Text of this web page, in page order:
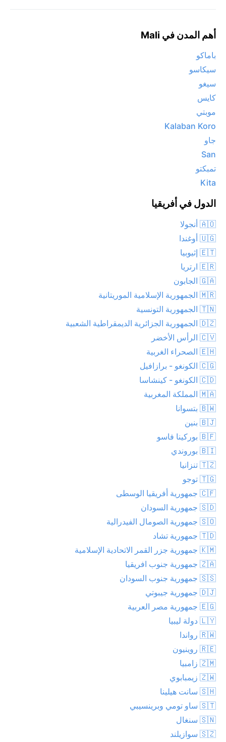
أهم المدن في Mali
باماكو
سيكاسو
سيغو
كايس
موبتي
Kalaban Koro
جاو
San
تمبكتو
Kita
الدول في أفريقيا
🇦🇴 أنجولا
🇺🇬 أوغندا
🇪🇹 إثيوبيا
🇪🇷 ارتريا
🇬🇦 الجابون
🇲🇷 الجمهورية الإسلامية الموريتانية
🇹🇳 الجمهورية التونسية
🇩🇿 الجمهورية الجزائرية الديمقراطية الشعبية
🇨🇻 الرأس الأخضر
🇪🇭 الصحراء الغربية
🇨🇬 الكونغو - برازافيل
🇨🇩 الكونغو - كينشاسا
🇲🇦 المملكة المغربية
🇧🇼 بتسوانا
🇧🇯 بنين
🇧🇫 بوركينا فاسو
🇧🇮 بوروندي
🇹🇿 تنزانيا
🇹🇬 توجو
🇨🇫 جمهورية أفريقيا الوسطى
🇸🇩 جمهورية السودان
🇸🇴 جمهورية الصومال الفيدرالية
🇹🇩 جمهورية تشاد
🇰🇲 جمهورية جزر القمر الاتحادية الإسلامية
🇿🇦 جمهورية جنوب افريقيا
🇸🇸 جمهورية جنوب السودان
🇩🇯 جمهورية جيبوتي
🇪🇬 جمهورية مصر العربية
🇱🇾 دولة ليبيا
🇷🇼 رواندا
🇷🇪 روينيون
🇿🇲 زامبيا
🇿🇼 زيمبابوي
🇸🇭 سانت هيلينا
🇸🇹 ساو تومي وبرينسيبي
🇸🇳 سنغال
🇸🇿 سوازيلند